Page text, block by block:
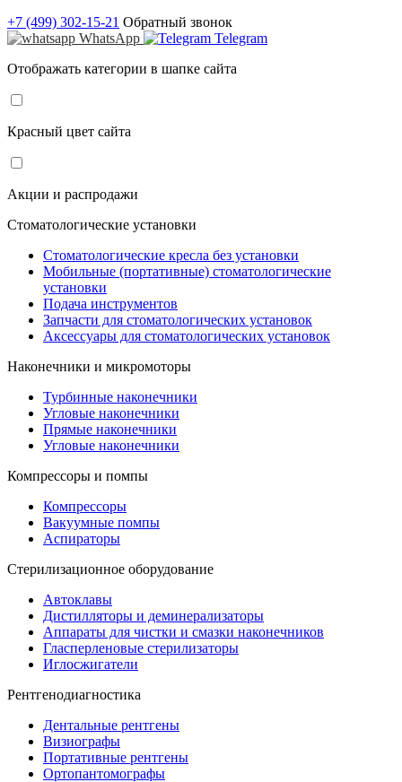
+7 (499) 302-15-21 Обратный звонок
WhatsApp
Telegram
Отображать категории в шапке сайта
Красный цвет сайта
Акции и распродажи
Стоматологические установки
Стоматологические кресла без установки
Мобильные (портативные) стоматологические
установки
Подача инструментов
Запчасти для стоматологических установок
Аксессуары для стоматологических установок
Наконечники и микромоторы
Турбинные наконечники
Угловые наконечники
Прямые наконечники
Угловые наконечники
Компрессоры и помпы
Компрессоры
Вакуумные помпы
Аспираторы
Стерилизационное оборудование
Автоклавы
Дистилляторы и деминерализаторы
Аппараты для чистки и смазки наконечников
Гласперленовые стерилизаторы
Иглосжигатели
Рентгенодиагностика
Дентальные рентгены
Визиографы
Портативные рентгены
Ортопантомографы